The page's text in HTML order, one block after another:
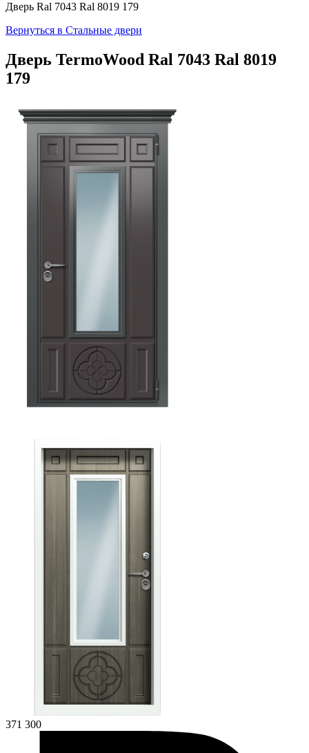
Дверь Ral 7043 Ral 8019 179
Вернуться в Стальные двери
Дверь TermoWood Ral 7043 Ral 8019
179
371 300